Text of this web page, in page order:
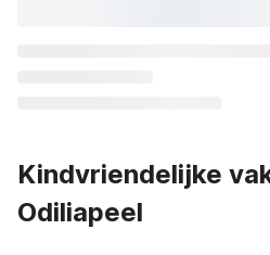
Kindvriendelijke
Odiliapeel